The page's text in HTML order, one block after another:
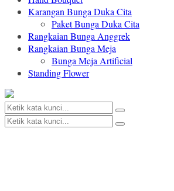
Karangan Bunga Duka Cita
Paket Bunga Duka Cita
Rangkaian Bunga Anggrek
Rangkaian Bunga Meja
Bunga Meja Artificial
Standing Flower